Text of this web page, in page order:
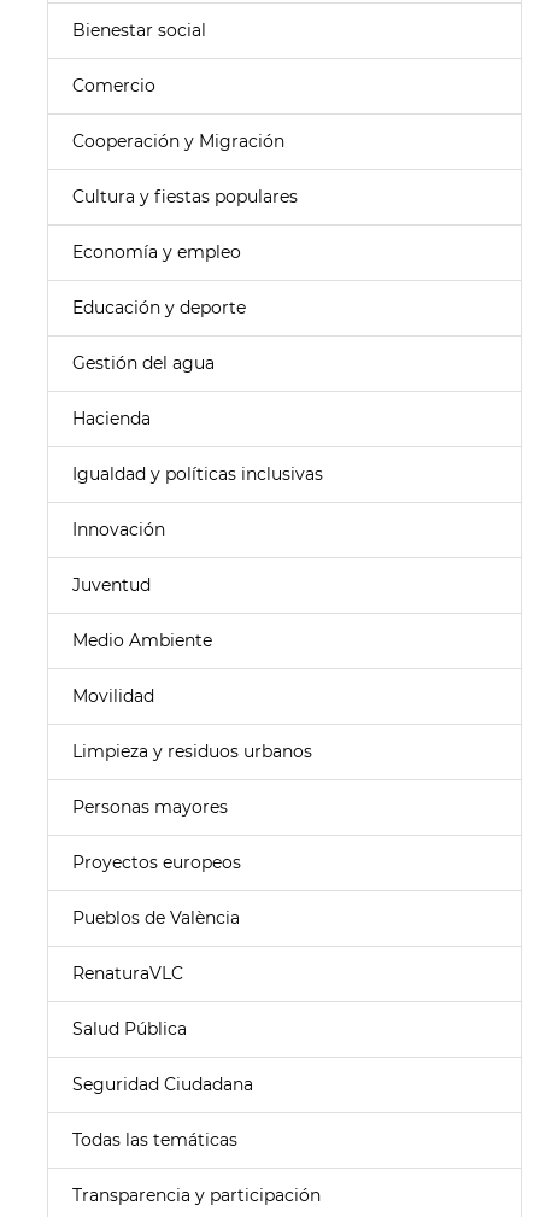
Bienestar social
Comercio
Cooperación y Migración
Cultura y fiestas populares
Economía y empleo
Educación y deporte
Gestión del agua
Hacienda
Igualdad y políticas inclusivas
Innovación
Juventud
Medio Ambiente
Movilidad
Limpieza y residuos urbanos
Personas mayores
Proyectos europeos
Pueblos de València
RenaturaVLC
Salud Pública
Seguridad Ciudadana
Todas las temáticas
Transparencia y participación